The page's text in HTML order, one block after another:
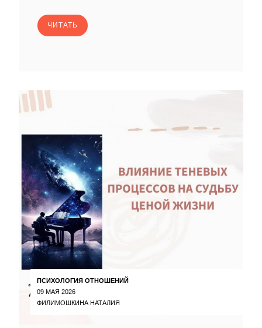
ЧИТАТЬ
ПСИХОЛОГИЯ ОТНОШЕНИЙ
09 МАЯ 2026
ФИЛИМОШКИНА НАТАЛИЯ